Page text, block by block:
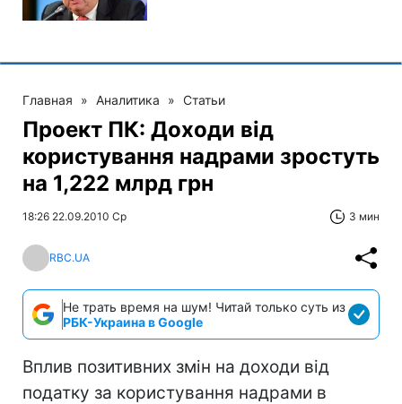
Главная » Аналитика » Статьи
Проект ПК: Доходи від
користування надрами зростуть
на 1,222 млрд грн
18:26 22.09.2010 Ср 3 мин
RBC.UA
Не трать время на шум! Читай только суть из
РБК-Украина в Google
Вплив позитивних змін на доходи від
податку за користування надрами в